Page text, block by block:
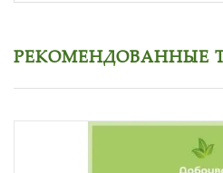
РЕКОМЕНДОВАННЫЕ